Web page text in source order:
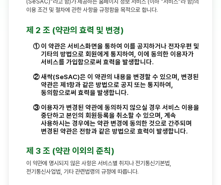
홍보갤러리
새싹동문회
FAQ
수강후기
대관신청
새싹이란?
교육로드맵
오시는길
대시보드
학습관리
온라인 학습내역
오프라인 학습내역
관심과정
후기
이용 조건 및 절차에 관한 사항을 규정함을 목적으로 합니다.
제 2 조 (약관의 효력 및 변경)
① 이 약관은 서비스화면을 통하여 이를 공지하거나 전자우편 및
기타의 방법으로 회원에게 통지하여, 이에 동의한 이용자가
서비스를 가입함으로써 효력을 발생합니다.
② 새싹(SeSAC)은 이 약관의 내용을 변경할 수 있으며, 변경된
약관은 제1항과 같은 방법으로 공지 또는 통지하여,
동의함으로써 효력을 발생합니다.
③ 이용자가 변경된 약관에 동의하지 않으실 경우 서비스 이용을
중단하고 본인의 회원등록을 취소할 수 있으며, 계속
사용하시는 경우에는 약관 변경에 동의한 것으로 간주되며
변경된 약관은 전항과 같은 방법으로 효력이 발생합니다.
제 3 조 (약관 이외의 준칙)
이 약관에 명시되지 않은 사항은 서비스별 취지나 전기통신기본법,
전기통신사업법, 기타 관련법령의 규정에 따릅니다.